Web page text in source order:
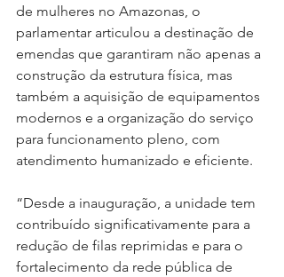
de mulheres no Amazonas, o
parlamentar articulou a destinação de
emendas que garantiram não apenas a
construção da estrutura física, mas
também a aquisição de equipamentos
modernos e a organização do serviço
para funcionamento pleno, com
atendimento humanizado e eficiente.
“Desde a inauguração, a unidade tem
contribuído significativamente para a
redução de filas reprimidas e para o
fortalecimento da rede pública de